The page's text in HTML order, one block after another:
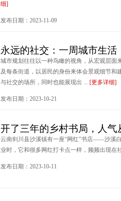
细]
发布日期：2023-11-09
永远的社交：一周城市生活
城市规划往往以一种鸟瞰的视角，从宏观层面
及每条街道，以居民的身份来体会景观细节和
与社交的场所，同时也能展现出 ... [更多详细]
发布日期：2023-10-21
开了三年的乡村书局，人气
云南剑川县沙溪镇有一座“网红”书店——沙溪
业时，它和很多网红打卡点一样，频频出现在
发布日期：2023-10-11